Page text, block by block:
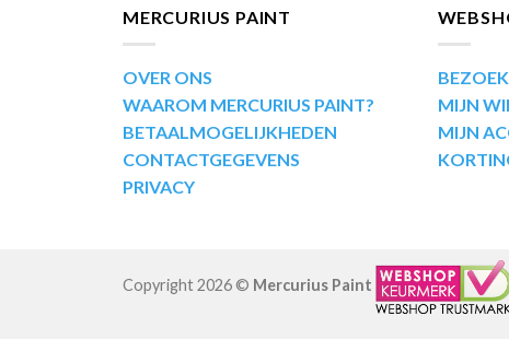
MERCURIUS PAINT
OVER ONS
WAAROM MERCURIUS PAINT?
BETAALMOGELIJKHEDEN
CONTACTGEGEVENS
PRIVACY
MIJN
MIJN
Copyright 2026 © Mercurius Paint